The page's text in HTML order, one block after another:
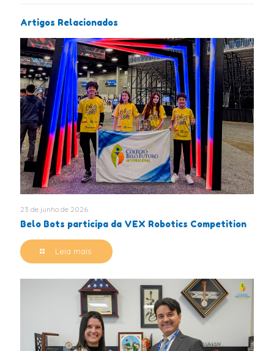
Artigos Relacionados
23 de junho de 2026
Belo Bots participa da VEX Robotics Competition
Leia mais